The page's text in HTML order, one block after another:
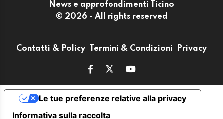
News e approfondimenti Ticino
© 2026 - All rights reserved
Contatti & Policy Termini & Condizioni Privacy
Informativa sulla raccolta
Le tue preferenze relative alla privacy